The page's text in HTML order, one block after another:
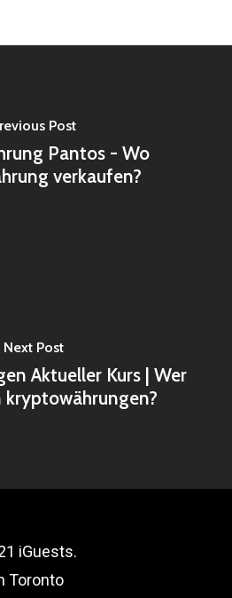
Post
Pantos - Wo
verkaufen?
Next Post
Aktueller Kurs | Wer
iGuests.
Toronto